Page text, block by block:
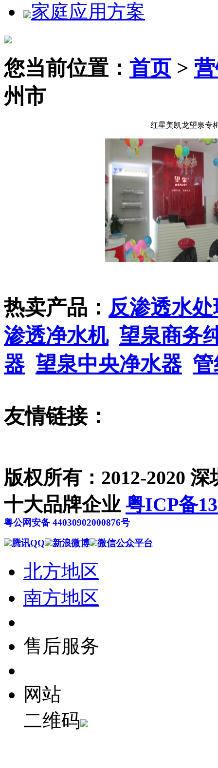
家庭应用方案
您当前位置： 首页>
州市
红星美凯龙望泉专
热卖产品： 反渗透水
渗透净水机 望泉商务
器 望泉中央净水器
友情链接：
版权所有：2012-2020
十大品牌企业 粤ICP备
粤公网安备 44030902000876号
腾讯QQ
新浪微博 微信公众平台
北方地区
南方地区
售后服务
网站
二维码